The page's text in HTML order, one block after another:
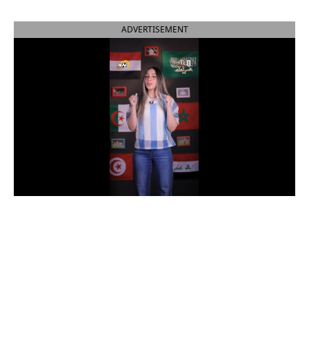
الدوري السعودي للمحترفين
دوري أبطال إفريقيا
ADVERTISEMENT